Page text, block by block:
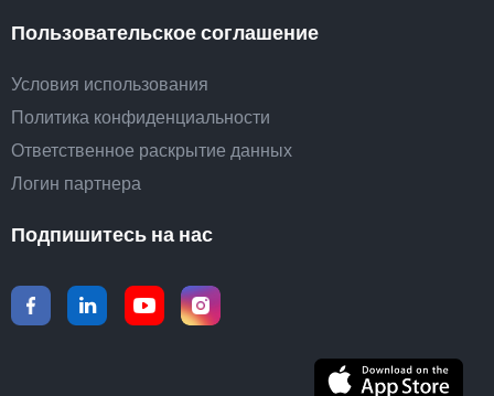
Пользовательское соглашение
Условия использования
Политика конфиденциальности
Ответственное раскрытие данных
Логин партнера
Подпишитесь на нас